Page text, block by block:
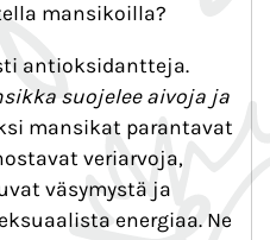
mansikoilla?
antioksidantteja.
suojelee aivoja ja
mansikat parantavat
veriarvoja,
väsymystä ja
energiaa. Ne